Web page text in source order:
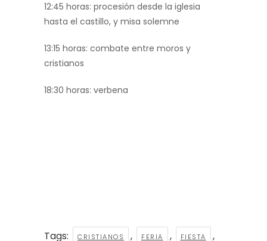
12:45 horas: procesión desde la iglesia
hasta el castillo, y misa solemne
13:15 horas: combate entre moros y
cristianos
18:30 horas: verbena
Tags: CRISTIANOS , FERIA , FIESTA ,